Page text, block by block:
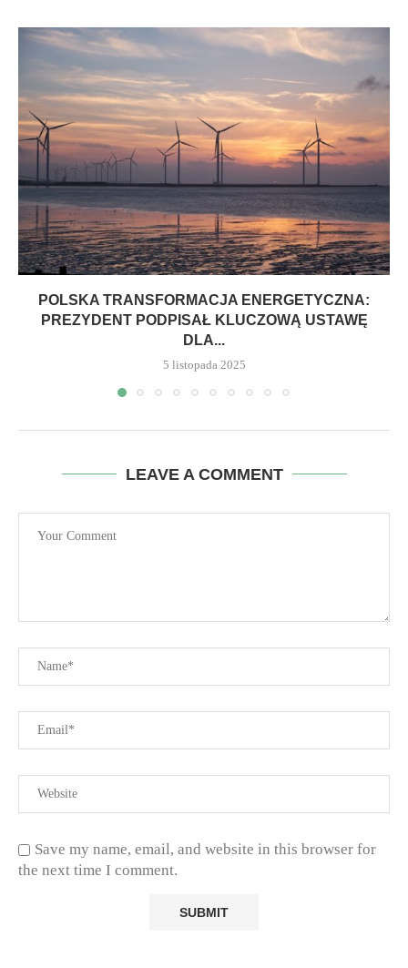
POLSKA TRANSFORMACJA ENERGETYCZNA:
PREZYDENT PODPISAŁ KLUCZOWĄ USTAWĘ
DLA...
5 listopada 2025
LEAVE A COMMENT
Save my name, email, and website in this browser for
the next time I comment.